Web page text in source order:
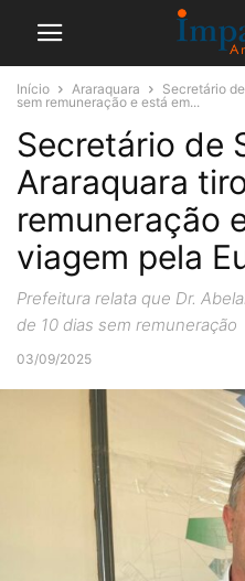
Início Araraquara
Secretário
sem remuneração e está em...
Secretário de
Araraquara
remuneração
viagem pela
Prefeitura relata que Dr.
de 10 dias sem remuneração
03/09/2025